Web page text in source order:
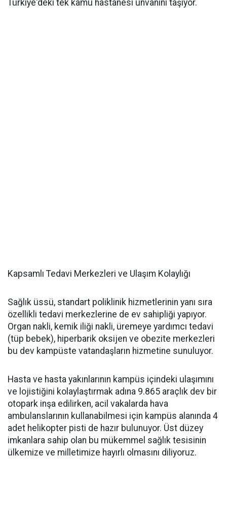
Türkiye'deki tek kamu hastanesi unvanını taşıyor.
Kapsamlı Tedavi Merkezleri ve Ulaşım Kolaylığı
Sağlık üssü, standart poliklinik hizmetlerinin yanı sıra
özellikli tedavi merkezlerine de ev sahipliği yapıyor.
Organ nakli, kemik iliği nakli, üremeye yardımcı tedavi
(tüp bebek), hiperbarik oksijen ve obezite merkezleri
bu dev kampüste vatandaşların hizmetine sunuluyor.
Hasta ve hasta yakınlarının kampüs içindeki ulaşımını
ve lojistiğini kolaylaştırmak adına 9.865 araçlık dev bir
otopark inşa edilirken, acil vakalarda hava
ambulanslarının kullanabilmesi için kampüs alanında 4
adet helikopter pisti de hazır bulunuyor. Üst düzey
imkanlara sahip olan bu mükemmel sağlık tesisinin
ülkemize ve milletimize hayırlı olmasını diliyoruz.